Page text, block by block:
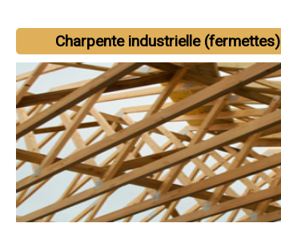
Charpente industrielle (fermettes)